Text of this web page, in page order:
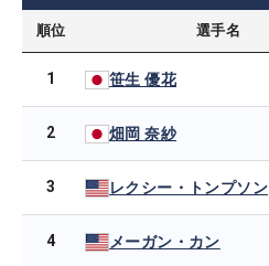
順位 選手名
1 笹生 優花
2 畑岡 奈紗
3 レクシー・トンプソン
4 メーガン・カン